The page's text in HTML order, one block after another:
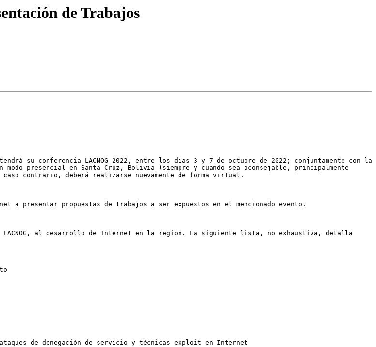
de Trabajos
su conferencia LACNOG 2022, entre los días 3 y 7 de octubre de 2022; conjuntamente con la
modo presencial en Santa Cruz, Bolivia (siempre y cuando sea aconsejable, principalmente
contrario, deberá realizarse nuevamente de forma virtual.
a presentar propuestas de trabajos a ser expuestos en el mencionado evento.
al desarrollo de Internet en la región. La siguiente lista, no exhaustiva, detalla
de denegación de servicio y técnicas exploit en Internet